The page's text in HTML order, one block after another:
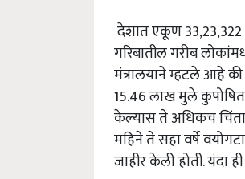
देशात एकूण 33,23,322
गरिबातील गरीब
मंत्रालयाने म्हटले आहे
15.46 लाख मुले
केल्यास ते अधिकच
महिने ते सहा वर्षे
जाहीर केली होती.